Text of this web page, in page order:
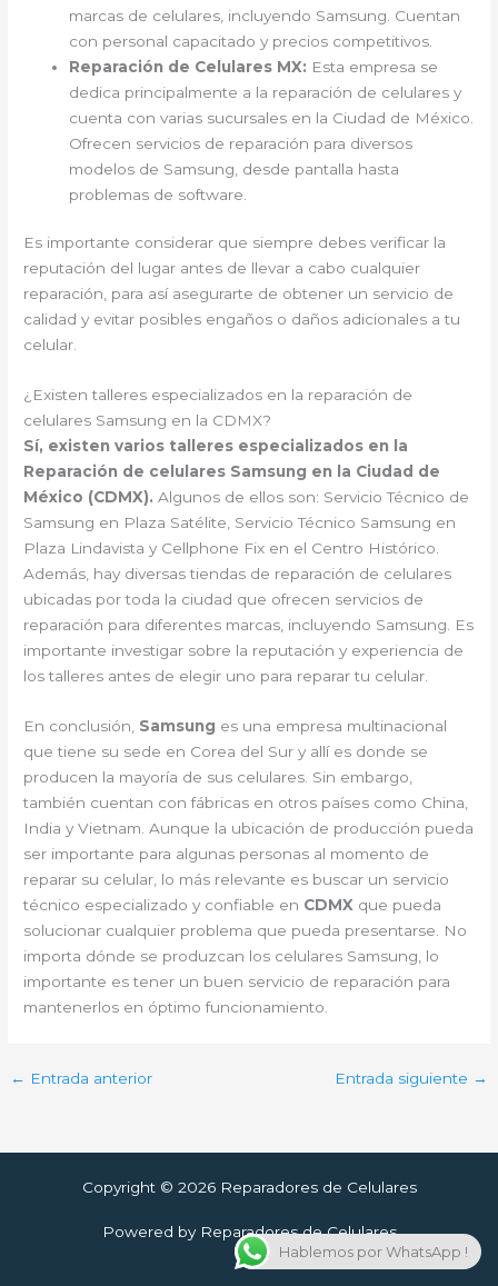
marcas de celulares, incluyendo Samsung. Cuentan
con personal capacitado y precios competitivos.
Reparación de Celulares MX: Esta empresa se
dedica principalmente a la reparación de celulares y
cuenta con varias sucursales en la Ciudad de México.
Ofrecen servicios de reparación para diversos
modelos de Samsung, desde pantalla hasta
problemas de software.
Es importante considerar que siempre debes verificar la
reputación del lugar antes de llevar a cabo cualquier
reparación, para así asegurarte de obtener un servicio de
calidad y evitar posibles engaños o daños adicionales a tu
celular.
¿Existen talleres especializados en la reparación de
celulares Samsung en la CDMX?
Sí, existen varios talleres especializados en la
Reparación de celulares Samsung en la Ciudad de
México (CDMX). Algunos de ellos son: Servicio Técnico de
Samsung en Plaza Satélite, Servicio Técnico Samsung en
Plaza Lindavista y Cellphone Fix en el Centro Histórico.
Además, hay diversas tiendas de reparación de celulares
ubicadas por toda la ciudad que ofrecen servicios de
reparación para diferentes marcas, incluyendo Samsung. Es
importante investigar sobre la reputación y experiencia de
los talleres antes de elegir uno para reparar tu celular.
En conclusión, Samsung es una empresa multinacional
que tiene su sede en Corea del Sur y allí es donde se
producen la mayoría de sus celulares. Sin embargo,
también cuentan con fábricas en otros países como China,
India y Vietnam. Aunque la ubicación de producción pueda
ser importante para algunas personas al momento de
reparar su celular, lo más relevante es buscar un servicio
técnico especializado y confiable en CDMX que pueda
solucionar cualquier problema que pueda presentarse. No
importa dónde se produzcan los celulares Samsung, lo
importante es tener un buen servicio de reparación para
mantenerlos en óptimo funcionamiento.
← Entrada anterior Entrada siguiente →
Copyright © 2026 Reparadores de Celulares
Powered by Reparadores de Celulares
Hablemos por WhatsApp !